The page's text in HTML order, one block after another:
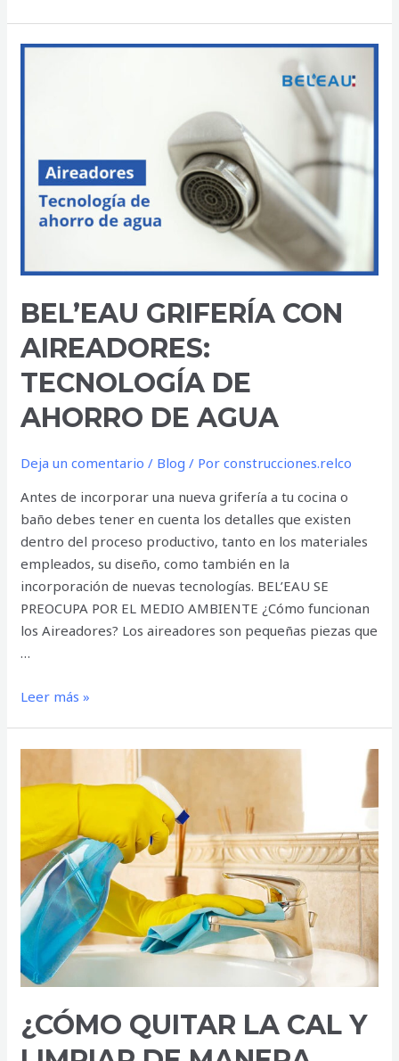
BEL’EAU GRIFERÍA CON
AIREADORES:
TECNOLOGÍA DE
AHORRO DE AGUA
Deja un comentario / Blog / Porconstrucciones.relco
Antes de incorporar una nueva grifería a tu cocina o
baño debes tener en cuenta los detalles que existen
dentro del proceso productivo, tanto en los materiales
empleados, su diseño, como también en la
incorporación de nuevas tecnologías. BEL’EAU SE
PREOCUPA POR EL MEDIO AMBIENTE ¿Cómo funcionan
los Aireadores? Los aireadores son pequeñas piezas que
…
BEL’EAU
AHORRO
AGUA
Leer más »
¿CÓMO QUITAR LA CAL Y
QUITAR
Y
LIMPIAR
DE
MANERA
CORRECTA
TU
GRIFERÍA?